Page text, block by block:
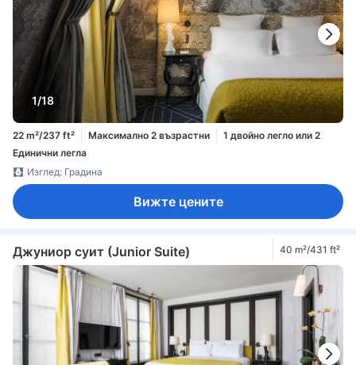
1/18
22 m²/237 ft² Максимално 2 възрастни
1 двойно легло или 2
Единични легла
Изглед: Градина
Вижте цените
Джуниор суит (Junior Suite) 40 m²/431 ft²